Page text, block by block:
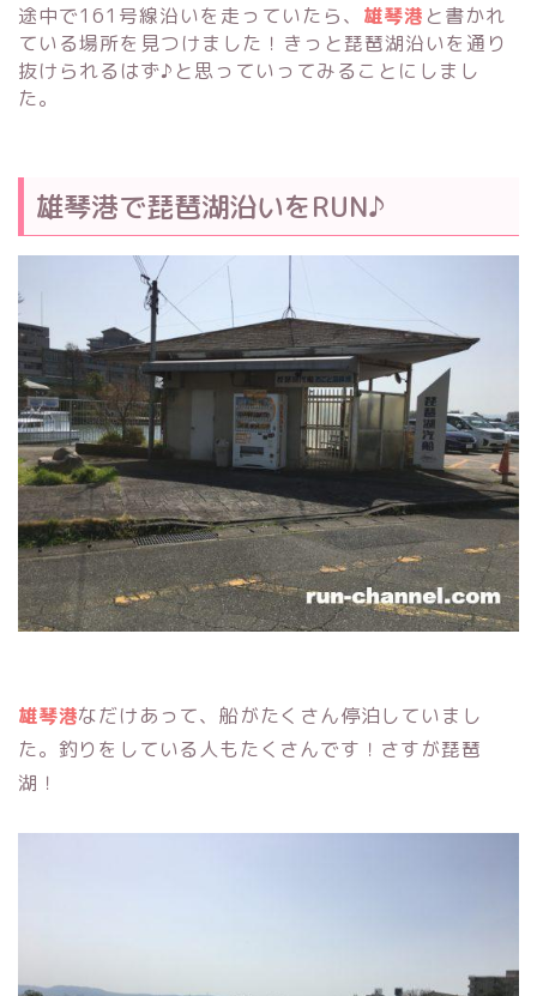
途中で161号線沿いを走っていたら、 雄琴港 と書かれ
ている場所を見つけました！きっと琵琶湖沿いを通り
抜けられるはず♪と思っていってみることにしまし
た。
雄琴港で琵琶湖沿いをRUN♪
雄琴港なだけあって、船がたくさん停泊していまし
た。釣りをしている人もたくさんです！さすが琵琶
湖！